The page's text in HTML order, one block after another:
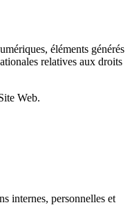
éléments générés
relatives aux droits
Web.
internes, personnelles et